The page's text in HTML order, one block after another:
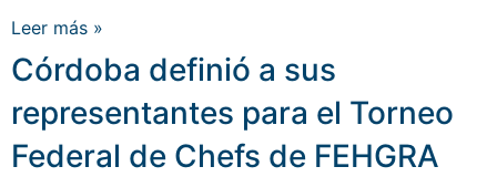
Leer más »
Córdoba definió a sus
representantes para el Torneo
Federal de Chefs de FEHGRA